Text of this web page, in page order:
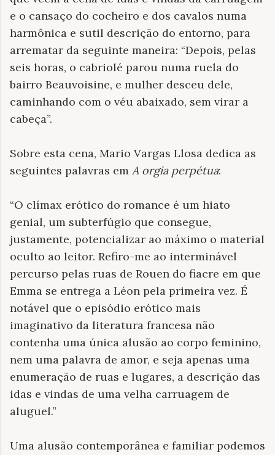
e o cansaço do cocheiro e dos cavalos numa
harmônica e sutil descrição do entorno, para
arrematar da seguinte maneira: “Depois, pelas
seis horas, o cabriolé parou numa ruela do
bairro Beauvoisine, e mulher desceu dele,
caminhando com o véu abaixado, sem virar a
cabeça”.
Sobre esta cena, Mario Vargas Llosa dedica as
seguintes palavras em A orgia perpétua:
“O clímax erótico do romance é um hiato
genial, um subterfúgio que consegue,
justamente, potencializar ao máximo o material
oculto ao leitor. Refiro-me ao interminável
percurso pelas ruas de Rouen do fiacre em que
Emma se entrega a Léon pela primeira vez. É
notável que o episódio erótico mais
imaginativo da literatura francesa não
contenha uma única alusão ao corpo feminino,
nem uma palavra de amor, e seja apenas uma
enumeração de ruas e lugares, a descrição das
idas e vindas de uma velha carruagem de
aluguel.”
Uma alusão contemporânea e familiar podemos